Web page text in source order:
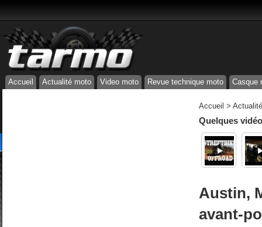
Accueil Actualité moto Video moto Revue technique moto Casque
Accueil >
Quelques
Austin,
avant-